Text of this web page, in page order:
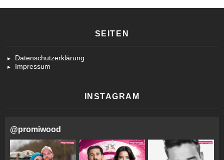
SEITEN
Datenschutzerklärung
Impressum
INSTAGRAM
@promiwood